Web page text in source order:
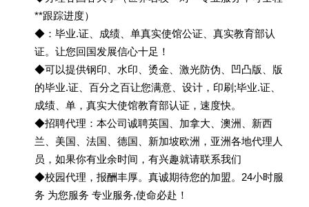
**跟踪进度）
◆：毕业.证、成绩、单真实使馆公证、真实教育部认
证。让您回国发展信心十足！
◆可以提供钢印、水印、烫金、激光防伪、凹凸版、版
的毕业.证、百分之百让您满意、设计，印刷;毕业.证、
成绩、单，真实大使馆教育部认证，速度快。
◆招聘代理：本公司诚聘英国、加拿大、澳洲、新西
兰、美国、法国、德国、新加坡欧洲，亚洲各地代理人
员，如果你有业余时间，有兴趣就请联系我们
◆校园代理，报酬丰厚。真诚期待您的加盟。24小时服
务 为您服务 专业服务,使命必赴！